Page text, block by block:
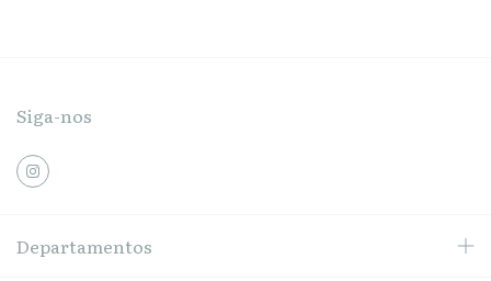
Siga-nos
Departamentos